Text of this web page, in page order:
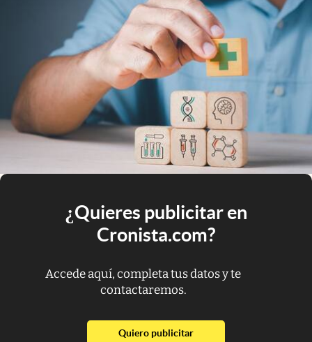
¿Quieres publicitar en
Cronista.com?
Accede aquí, completa tus datos y te
contactaremos.
Quiero publicitarabre en nueva pestaña